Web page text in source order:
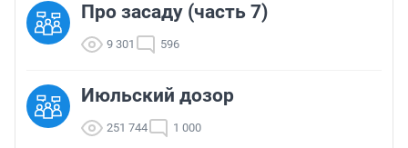
Про засаду (часть 7)
9 301 596
Июльский дозор
251 744 1 000